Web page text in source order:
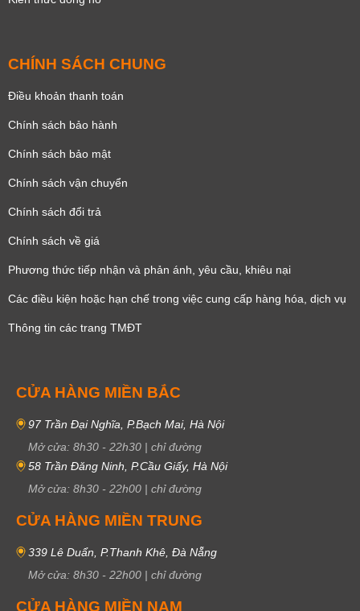
CHÍNH SÁCH CHUNG
Điều khoản thanh toán
Chính sách bảo hành
Chính sách bảo mật
Chính sách vận chuyển
Chính sách đổi trả
Chính sách về giá
Phương thức tiếp nhận và phản ánh, yêu cầu, khiêu nại
Các điều kiện hoặc hạn chế trong việc cung cấp hàng hóa, dịch vụ
Thông tin các trang TMĐT
CỬA HÀNG MIỀN BẮC
97 Trần Đại Nghĩa, P.Bạch Mai, Hà Nội
Mở cửa: 8h30 - 22h30 | chỉ đường
58 Trần Đăng Ninh, P.Cầu Giấy, Hà Nội
Mở cửa: 8h30 - 22h00 | chỉ đường
CỬA HÀNG MIỀN TRUNG
339 Lê Duẩn, P.Thanh Khê, Đà Nẵng
Mở cửa: 8h30 - 22h00 | chỉ đường
CỬA HÀNG MIỀN NAM